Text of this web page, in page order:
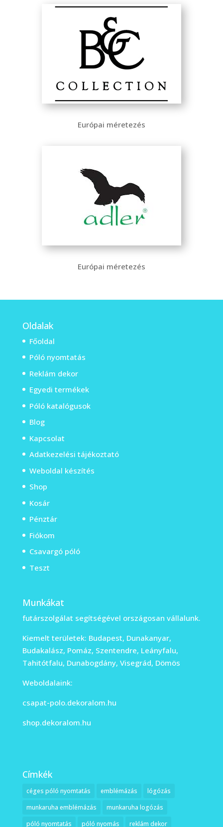
Európai méretezés
Európai méretezés
Oldalak
Főoldal
Póló nyomtatás
Reklám dekor
Egyedi termékek
Póló katalógusok
Blog
Kapcsolat
Adatkezelési tájékoztató
Weboldal készítés
Shop
Kosár
Pénztár
Fiókom
Csavargó póló
Teszt
Munkákat
futárszolgálat segítségével országosan vállalunk.
Kiemelt területek: Budapest, Dunakanyar,
Budakalász, Pomáz, Szentendre, Leányfalu,
Tahitótfalu, Dunabogdány, Visegrád, Dömös
Weboldalaink:
csapat-polo.dekoralom.hu
shop.dekoralom.hu
Címkék
céges póló nyomtatás emblémázás
lógózás
munkaruha emblémázás
munkaruha logózás
póló nyomtatás
póló nyomás reklám dekor